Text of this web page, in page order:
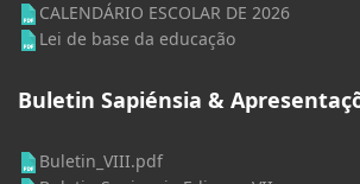
CALENDÁRIO ESCOLAR DE 2026
Lei de base da educação
Buletin Sapiénsia &
Buletin_VIII.pdf